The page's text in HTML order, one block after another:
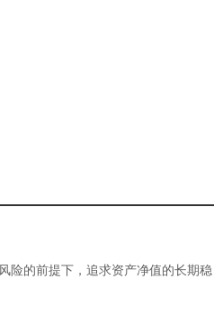
险的前提下，追求资产净值的长期稳